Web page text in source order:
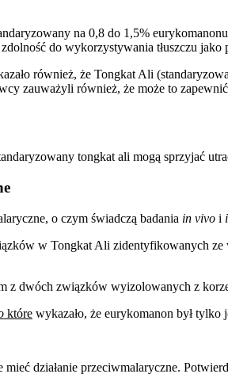
na 0,8 do 1,5%
do wykorzystywania tłuszczu jako
również, że Tongkat Ali
zauważyli również, że może to
tongkat ali mogą sprzyjać
o czym świadczą badania in vivo i
w Tongkat Ali zidentyfikowanych ze
z dwóch związków wyizolowanych z
które wykazało, że eurykomanon był
działanie przeciwmalaryczne.